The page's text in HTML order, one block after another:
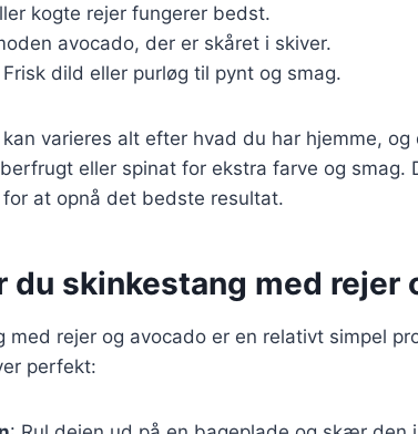
kogte rejer fungerer bedst.
avocado, der er skåret i skiver.
Frisk dild eller purløg til pynt og smag.
varieres alt efter hvad du har hjemme,
eller spinat for ekstra farve og
at opnå det bedste resultat.
du skinkestang med rejer
med rejer og avocado er en relativt simpel
perfekt: